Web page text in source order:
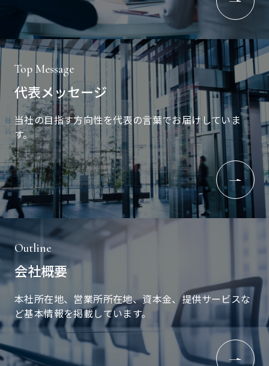
Top Message
代表メッセージ
当社の目指す方向性を代表の言葉でお届けしていま
す。
Outline
会社概要
本社所在地、営業所所在地、資本金、提供サービスな
ど基本情報を掲載しています。